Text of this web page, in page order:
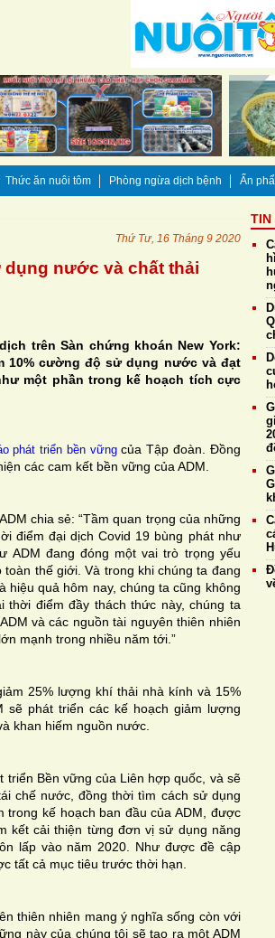
Thức ăn nuôi tôm Phòng ngừa dịch bệnh Ấn
Thứ Tư, 16 Tháng 9 2020
nước và chất thải
trên Sàn chứng khoán New York:
10% cường độ sử dụng nước và đạt
một phần trong kế hoạch tích cực
phát triển bền vữngcủa Tập đoàn. Đồng
các cam kết bền vững của ADM.
chia sẻ: “Tầm quan trọng của những
điểm đại dịch Covid 19 bùng phát như
ADM đang đóng một vai trò trọng yếu
thế giới. Và trong khi chúng ta đang
hiệu quả hôm nay, chúng ta cũng không
điểm đầy thách thức này, chúng ta
và các nguồn tài nguyên thiên nhiên
mạnh trong nhiều năm tới.”
25% lượng khí thải nhà kính và 15%
sẽ phát triển các kế hoạch giảm lượng
khan hiếm nguồn nước.
Bền vững của Liên hợp quốc, và sẽ
chế nước, đồng thời tìm cách sử dụng
trong kế hoạch ban đầu của ADM, được
kết cải thiện từng đơn vị sử dụng năng
lấp vào năm 2020. Như được đề cập
tất cả mục tiêu trước thời hạn.
thiên nhiên mang ý nghĩa sống còn với
này của chúng tôi sẽ tạo ra một ADM
TIN